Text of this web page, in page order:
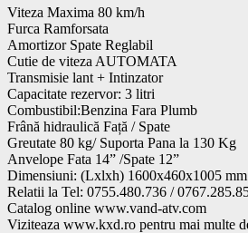
Viteza Maxima 80 km/h
Furca Ramforsata
Amortizor Spate Reglabil
Cutie de viteza AUTOMATA
Transmisie lant + Intinzator
Capacitate rezervor: 3 litri
Combustibil:Benzina Fara Plumb
Frână hidraulică Față / Spate
Greutate 80 kg/ Suporta Pana la 130 Kg
Anvelope Fata 14” /Spate 12”
Dimensiuni: (Lxlxh) 1600x460x1005 mm
Relatii la Tel: 0755.480.736 /
Catalog online www.vand-atv.com
Viziteaza www.kxd.ro pentru mai multe